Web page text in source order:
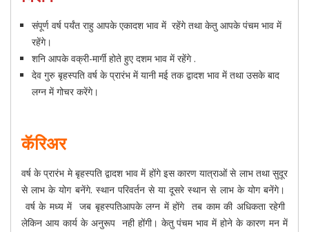
संपूर्ण वर्ष पर्यंत राहु आपके एकादश भाव में रहेंगे तथा केतु आपके पंचम भाव में
रहेंगे।
शनि आपके वक्री-मार्गी होते हुए दशम भाव में रहेंगे .
देव गुरु बृहस्पति वर्ष के प्रारंभ में यानी मई तक द्वादश भाव में तथा उसके बाद
लग्न में गोचर करेंगे।
कॅरिअर
वर्ष के प्रारंभ मे बृहस्पति द्वादश भाव में होंगे इस कारण यात्राओं से लाभ तथा सुदूर
से लाभ के योग बनेंगे. स्थान परिवर्तन से या दूसरे स्थान से लाभ के योग बनेंगे।
वर्ष के मध्य में जब बृहस्पतिआपके लग्न में होंगे तब काम की अधिकता रहेगी
लेकिन आय कार्य के अनुरूप नही होंगी। केतु पंचम भाव में होने के कारण मन में